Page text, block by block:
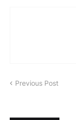
Previous Post